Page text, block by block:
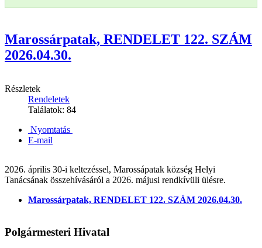
Marossárpatak, RENDELET 122. SZÁM
2026.04.30.
Részletek
Rendeletek
Találatok: 84
Nyomtatás
E-mail
2026. április 30-i keltezéssel, Marossápatak község Helyi
Tanácsának összehívásáról a 2026. májusi rendkívüli ülésre.
Marossárpatak, RENDELET 122. SZÁM 2026.04.30.
Polgármesteri Hivatal